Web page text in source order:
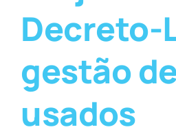
Decreto-
gestão
usados